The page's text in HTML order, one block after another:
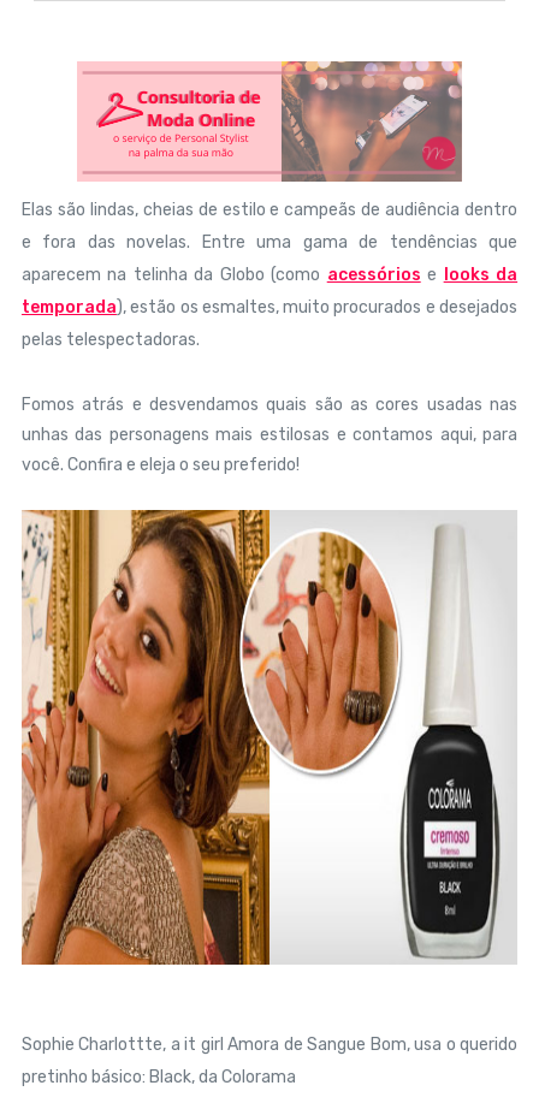
Elas são lindas, cheias de estilo e campeãs de audiência dentro
e fora das novelas. Entre uma gama de tendências que
aparecem na telinha da Globo (como acessórios e
looks da
temporada), estão os esmaltes, muito procurados e desejados
pelas telespectadoras.
Fomos atrás e desvendamos quais são as cores usadas nas
unhas das personagens mais estilosas e contamos aqui, para
você. Confira e eleja o seu preferido!
Sophie Charlottte, a it girl Amora de Sangue Bom, usa o querido
pretinho básico: Black, da Colorama